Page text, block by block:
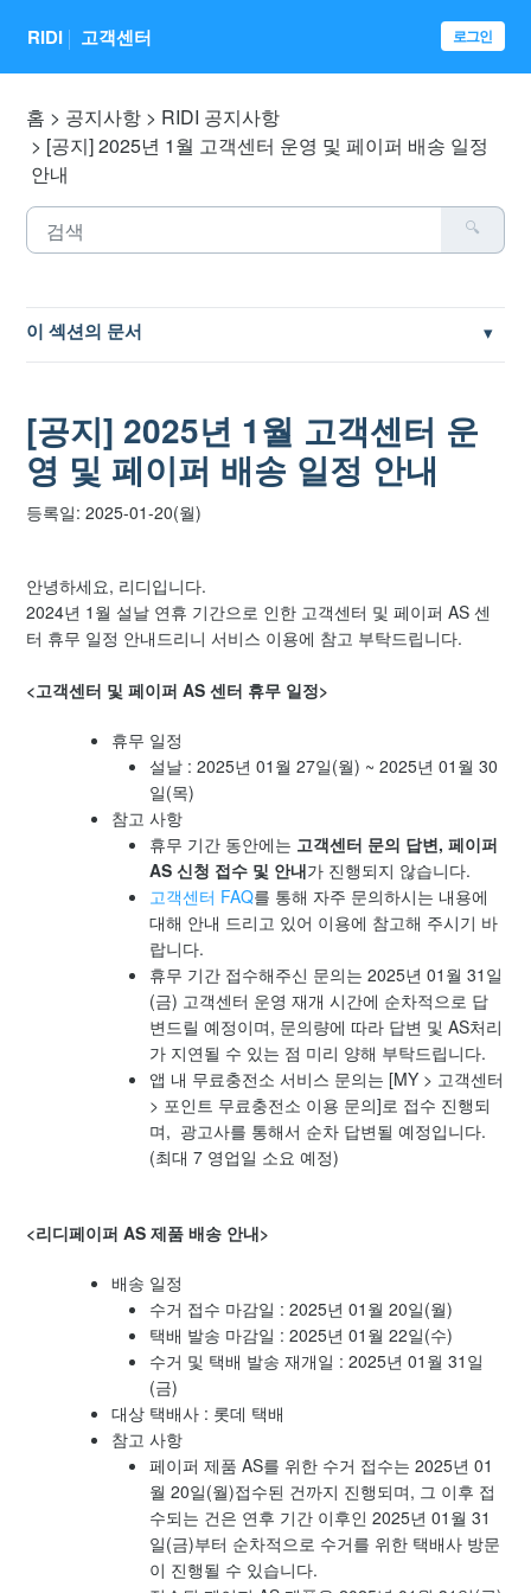
RIDI 고객센터 로그인
홈 공지사항
RIDI 공지사항
[공지] 2025년 1월 고객센터 운영 및 페이퍼 배송 일정
안내
이 섹션의 문서
[공지] 리디 성인인증을 위한 본인인증 명의 사용 제한
[공지] 페이퍼 1세대 펌웨어 1.7 미만 버전 서비스 지원 종료
안내
[안내] 2024년 10월 네이버페이 N포인트 랜덤 지급 이벤트 당
첨자 안내
[공지] 작품 다운로드 오류 해결 안내
[공지] 셀렉트 해외 카드 결제 지원 안내
[공지] 작품 구매 포인트 적립 변경 안내
[공지] 페이퍼 프로 AS 정책 변경
[공지] 페이퍼 프로 내부 저장소 용량 표시 관련 안내
[공지] 2025년 1월 고객센터 운
영 및 페이퍼 배송 일정 안내
등록일: 2025-01-20(월)
안녕하세요, 리디입니다.
2024년 1월 설날 연휴 기간으로 인한 고객센터 및 페이퍼 AS 센
터 휴무 일정 안내드리니 서비스 이용에 참고 부탁드립니다.
<고객센터 및 페이퍼 AS 센터 휴무 일정>
휴무 일정
설날 : 2025년 01월 27일(월) ~ 2025년 01월 30
일(목)
참고 사항
휴무 기간 동안에는 고객센터 문의 답변, 페이퍼
AS 신청 접수 및 안내가 진행되지 않습니다.
고객센터 FAQ를 통해 자주 문의하시는 내용에
대해 안내 드리고 있어 이용에 참고해 주시기 바
랍니다.
휴무 기간 접수해주신 문의는 2025년 01월 31일
(금) 고객센터 운영 재개 시간에 순차적으로 답
변드릴 예정이며, 문의량에 따라 답변 및 AS처리
가 지연될 수 있는 점 미리 양해 부탁드립니다.
앱 내 무료충전소 서비스 문의는 [MY > 고객센터
> 포인트 무료충전소 이용 문의]로 접수 진행되
며, 광고사를 통해서 순차 답변될 예정입니다.
(최대 7 영업일 소요 예정)
<리디페이퍼 AS 제품 배송 안내>
배송 일정
수거 접수 마감일 : 2025년 01월 20일(월)
택배 발송 마감일 : 2025년 01월 22일(수)
수거 및 택배 발송 재개일 : 2025년 01월 31일
(금)
대상 택배사 : 롯데 택배
참고 사항
페이퍼 제품 AS를 위한 수거 접수는 2025년 01
월 20일(월)접수된 건까지 진행되며, 그 이후 접
수되는 건은 연후 기간 이후인 2025년 01월 31
일(금)부터 순차적으로 수거를 위한 택배사 방문
이 진행될 수 있습니다.